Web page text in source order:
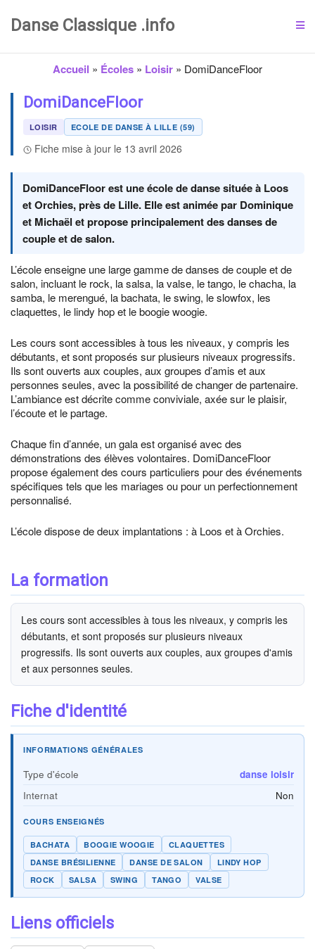
Danse Classique .info
Accueil » Écoles » Loisir » DomiDanceFloor
DomiDanceFloor
LOISIR ECOLE DE DANSE À LILLE (59)
Fiche mise à jour le 13 avril 2026
DomiDanceFloor est une école de danse située à Loos
et Orchies, près de Lille. Elle est animée par Dominique
et Michaël et propose principalement des danses de
couple et de salon.
L’école enseigne une large gamme de danses de couple et de
salon, incluant le rock, la salsa, la valse, le tango, le chacha, la
samba, le merengué, la bachata, le swing, le slowfox, les
claquettes, le lindy hop et le boogie woogie.
Les cours sont accessibles à tous les niveaux, y compris les
débutants, et sont proposés sur plusieurs niveaux progressifs.
Ils sont ouverts aux couples, aux groupes d’amis et aux
personnes seules, avec la possibilité de changer de partenaire.
L’ambiance est décrite comme conviviale, axée sur le plaisir,
l’écoute et le partage.
Chaque fin d’année, un gala est organisé avec des
démonstrations des élèves volontaires. DomiDanceFloor
propose également des cours particuliers pour des événements
spécifiques tels que les mariages ou pour un perfectionnement
personnalisé.
L’école dispose de deux implantations : à Loos et à Orchies.
La formation
Les cours sont accessibles à tous les niveaux, y compris les
débutants, et sont proposés sur plusieurs niveaux
progressifs. Ils sont ouverts aux couples, aux groupes d'amis
et aux personnes seules.
Fiche d'identité
INFORMATIONS GÉNÉRALES
Type d'école
danse loisir
Internat
Non
COURS ENSEIGNÉS
BACHATA BOOGIE WOOGIE
CLAQUETTES
DANSE BRÉSILIENNE
DANSE DE SALON
LINDY HOP
ROCK
SALSA SWING TANGO VALSE
Liens officiels